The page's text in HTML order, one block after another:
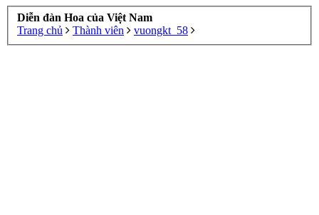
Diễn đàn Hoa của Việt Nam
Trang chủ
Thành viên vuongkt_58